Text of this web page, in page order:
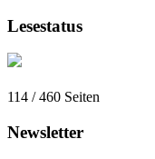
Lesestatus
114 / 460 Seiten
Newsletter